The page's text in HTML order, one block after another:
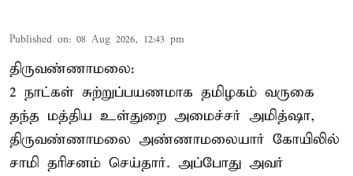
Published on: 08 Aug 2026, 12:43 pm
திருவண்ணாமலை:
2 நாட்கள் சுற்றுப்பயணமாக தமிழகம் வருகை
தந்த மத்திய உள்துறை அமைச்சர் அமித்ஷா,
திருவண்ணாமலை அண்ணாமலையார் கோயிலில்
சாமி தரிசனம் செய்தார். அப்போது அவர்